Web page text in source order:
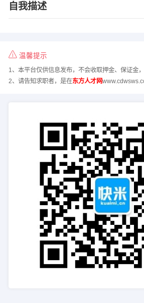
自我描述
温馨提示
1、本平台仅供信息发布，不会收取押金、保证金
2、请告知求职者，是在东方人才网